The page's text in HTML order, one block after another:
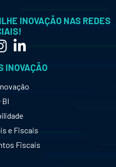
INOVAÇÃO NAS REDES
INOVAÇÃO
BI
e Fiscais
Fiscais